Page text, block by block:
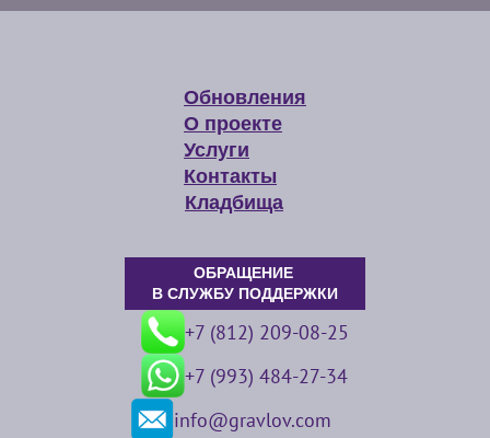
Обновления
О проекте
Услуги
Контакты
Кладбища
ОБРАЩЕНИЕ
В СЛУЖБУ ПОДДЕРЖКИ
+7 (812) 209-08-25
+7 (993) 484-27-34
info@gravlov.com